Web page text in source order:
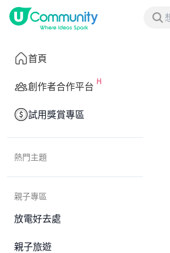
首頁
創作者合作平台
試用獎賞專區
熱門主題
親子專區
放電好去處
親子旅遊